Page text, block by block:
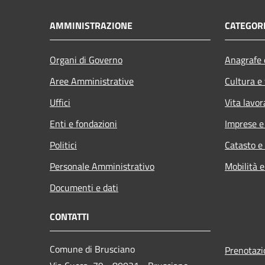
AMMINISTRAZIONE
Organi di Governo
Aree Amministrative
Uffici
Enti e fondazioni
Politici
Personale Amministrativo
Documenti e dati
Cultura
Vita
Imprese
Catasto
Mobilità
CONTATTI
Comune di Brusciano